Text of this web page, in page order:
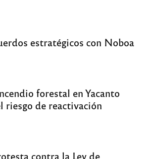
estratégicos con Noboa
forestal en Yacanto
riesgo de reactivación
contra la Ley de